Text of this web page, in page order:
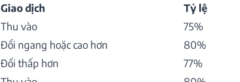
Giao dịch Tỷ lệ
Thu vào
75%
Đổi ngang hoặc cao hơn
80%
Đổi thấp hơn
77%